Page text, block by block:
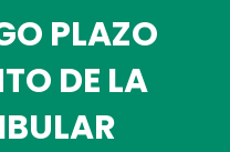
PLAZO
DE LA